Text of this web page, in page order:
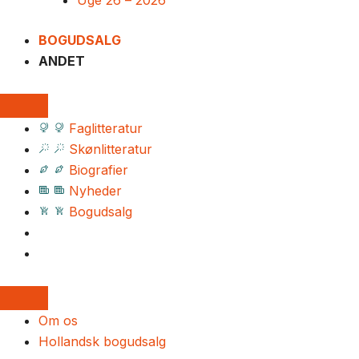
BOGUDSALG
ANDET
Faglitteratur
Skønlitteratur
Biografier
Nyheder
Bogudsalg
Om os
Hollandsk bogudsalg